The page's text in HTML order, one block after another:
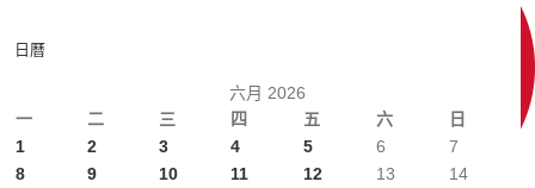
日曆
六月 2026
一
二 三 四 五 六 日
1 2 3 4 5 6
7
8
9 10 11 12 13
14